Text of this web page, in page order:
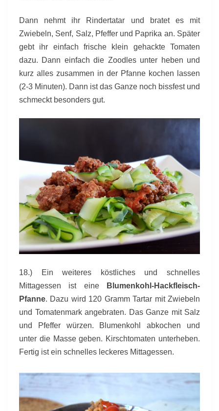
Dann nehmt ihr Rindertatar und bratet es mit
Zwiebeln, Senf, Salz, Pfeffer und Paprika an. Später
gebt ihr einfach frische klein gehackte Tomaten
dazu. Dann einfach die Zoodles unter heben und
kurz alles zusammen in der Pfanne kochen lassen
(2-3 Minuten). Dann ist das Ganze noch bissfest und
schmeckt besonders gut.
18.) Ein weiteres köstliches und schnelles
Mittagessen ist eine
Blumenkohl-Hackfleisch-
Pfanne. Dazu wird 120 Gramm Tartar mit Zwiebeln
und Tomatenmark angebraten. Das Ganze mit Salz
und Pfeffer würzen. Blumenkohl abkochen und
unter die Masse geben. Kirschtomaten unterheben.
Fertig ist ein schnelles leckeres Mittagessen.